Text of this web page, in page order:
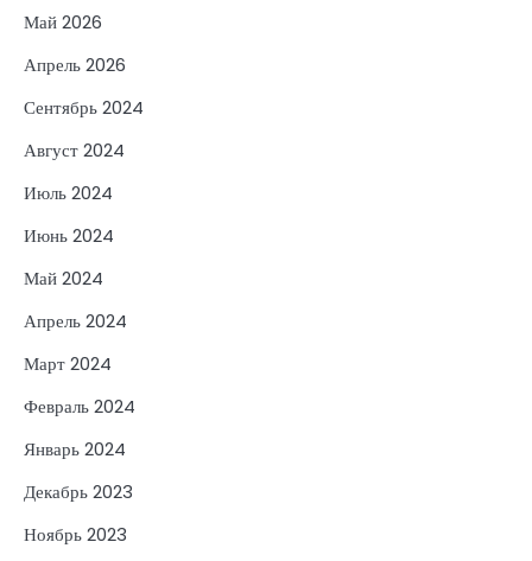
Май 2026
Апрель 2026
Сентябрь 2024
Август 2024
Июль 2024
Июнь 2024
Май 2024
Апрель 2024
Март 2024
Февраль 2024
Январь 2024
Декабрь 2023
Ноябрь 2023